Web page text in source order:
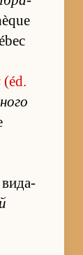
(éd.
ви­да­